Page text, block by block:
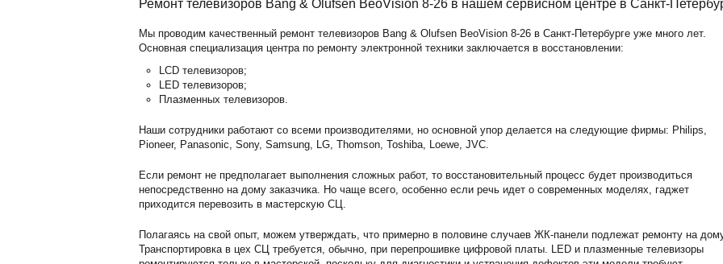
Ремонт телевизоров Bang & Olufsen BeoVision 8-26 в нашем сервисном центре в Санкт-
Мы проводим качественный ремонт телевизоров Bang & Olufsen BeoVision 8-26 в Санкт-Петербурге уже много лет.
Основная специализация центра по ремонту электронной техники заключается в восстановлении:
LCD телевизоров;
LED телевизоров;
Плазменных телевизоров.
Наши сотрудники работают со всеми производителями, но основной упор делается на следующие фирмы: Philips,
Pioneer, Panasonic, Sony, Samsung, LG, Thomson, Toshiba, Loewe, JVC.
Если ремонт не предполагает выполнения сложных работ, то восстановительный процесс будет производиться
непосредственно на дому заказчика. Но чаще всего, особенно если речь идет о современных моделях, гаджет
приходится перевозить в мастерскую СЦ.
Полагаясь на свой опыт, можем утверждать, что примерно в половине случаев ЖК-панели подлежат ремонту на
Транспортировка в цех СЦ требуется, обычно, при перепрошивке цифровой платы. LED и плазменные телевизоры